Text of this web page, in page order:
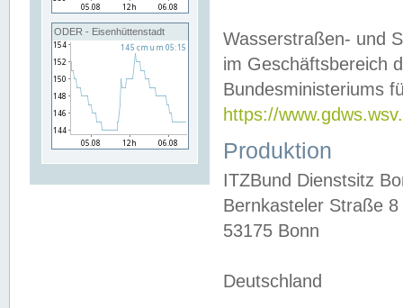
ODER - Eisenhüttenstadt
Wasserstraßen- und
im Geschäftsbereich
Bundesministeriums
https://
Produktion
ITZBund Dienstsitz
Bernkasteler Straße 8
53175 Bonn
Deutschland